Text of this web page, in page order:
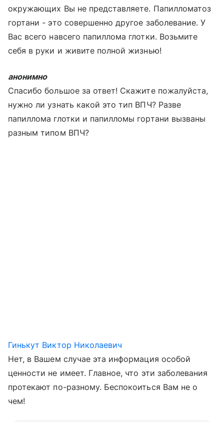
окружающих Вы не представляете. Папилломатоз
гортани - это совершенно другое заболевание. У
Вас всего навсего папиллома глотки. Возьмите
себя в руки и живите полной жизнью!
анонимно
Спасибо большое за ответ! Скажите пожалуйста,
нужно ли узнать какой это тип ВПЧ? Разве
папиллома глотки и папилломы гортани вызваны
разным типом ВПЧ?
Гинькут Виктор Николаевич
Нет, в Вашем случае эта информация особой
ценности не имеет. Главное, что эти заболевания
протекают по-разному. Беспокоиться Вам не о
чем!